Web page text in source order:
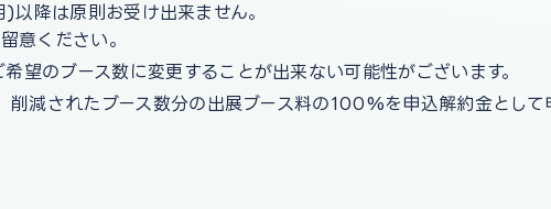
降は原則お受け出来ません。
意ください。
望のブース数に変更することが出来ない可能性がございます。
減されたブース数分の出展ブース料の100%を申込解約金として